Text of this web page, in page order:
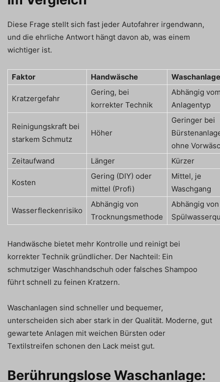
Diese Frage stellt sich fast jeder Autofahrer irgendwann,
und die ehrliche Antwort hängt davon ab, was einem
wichtiger ist.
Faktor Handwäsche Waschanlage
Kratzergefahr
Gering, bei
korrekter Technik
Abhängig
Anlagentyp
Reinigungskraft bei
starkem Schmutz
Höher
Geringer bei
ohne
Zeitaufwand
Länger Kürzer
Kosten
Gering (DIY) oder
mittel (Profi)
Mittel, je
Waschgang
Wasserfleckenrisiko
Abhängig von
Trocknungsmethode
Abhängig von
Handwäsche bietet mehr Kontrolle und reinigt bei
korrekter Technik gründlicher. Der Nachteil: Ein
schmutziger Waschhandschuh oder falsches Shampoo
führt schnell zu feinen Kratzern.
Waschanlagen sind schneller und bequemer,
unterscheiden sich aber stark in der Qualität. Moderne, gut
gewartete Anlagen mit weichen Bürsten oder
Textilstreifen schonen den Lack meist gut.
Berührungslose Waschanlage: